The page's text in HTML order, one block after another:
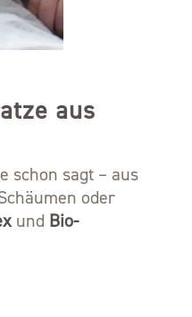
aus
schon sagt – aus
oder
und Bio-